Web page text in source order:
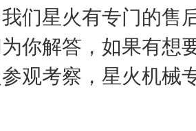
们星火有专门的售
你解答，如果有想
观考察，星火机械